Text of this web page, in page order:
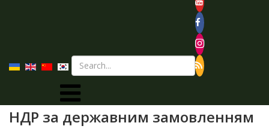
НДР за державним замовленням